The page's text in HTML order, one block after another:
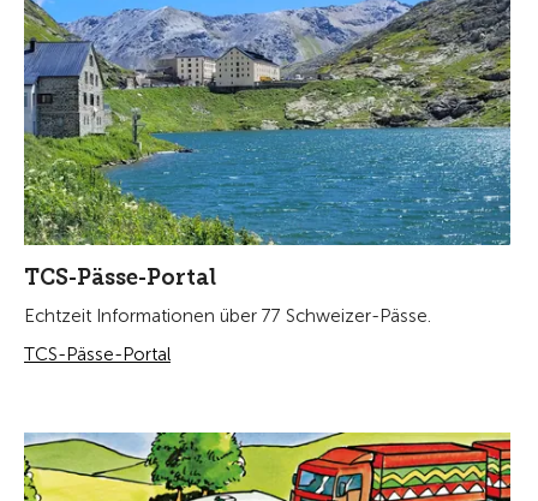
TCS-Pässe-Portal
Echtzeit Informationen über 77 Schweizer-Pässe.
TCS-Pässe-Portal